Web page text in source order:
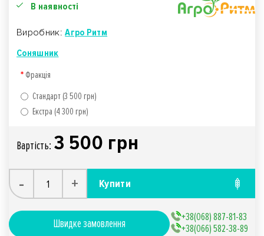
В наявності
Виробник:Агро Ритм
Соняшник
Фракція
Стандарт (3 500 грн)
Екстра (4 300 грн)
Вартiсть: 3 500 грн
- + Купити
Швидке замовлення
+38(068) 887-81-83
+38(066) 582-38-89